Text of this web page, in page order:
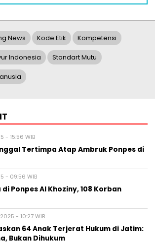
News Kode Etik Kompetensi
Indonesia Standart Mutu
- 15:56 WIB
Tertimpa Atap Ambruk Ponpes di
- 09:56 WIB
Ponpes Al Khoziny, 108 Korban
- 10:27 WIB
64 Anak Terjerat Hukum di Jatim:
Bukan Dihukum